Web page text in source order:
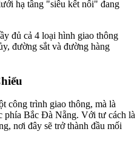
hạ tầng "siêu kết nối" đang
đủ cả 4 loại hình giao thông
đường sắt và đường hàng
công trình giao thông, mà là
phía Bắc Đà Nẵng. Với tư cách là
nơi đây sẽ trở thành đầu mối